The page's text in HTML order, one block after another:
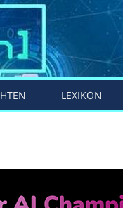
LEXIKON